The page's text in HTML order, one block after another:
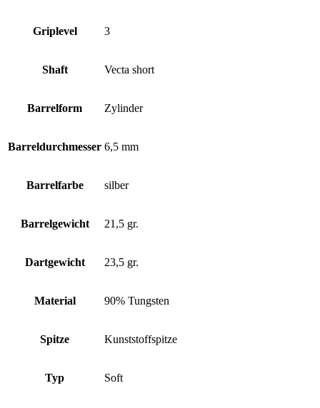
Griplevel 3
Shaft Vecta short
Barrelform Zylinder
Barreldurchmesser 6,5 mm
Barrelfarbe silber
Barrelgewicht 21,5 gr.
Dartgewicht 23,5 gr.
Material 90% Tungsten
Spitze Kunststoffspitze
Typ Soft